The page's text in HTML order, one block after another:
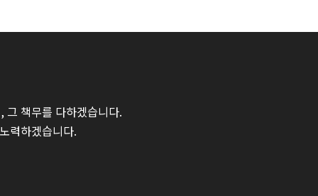
그 책무를 다하겠습니다.
력하겠습니다.